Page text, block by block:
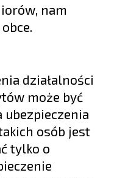
nam
działalności
może być
ubezpieczenia
osób jest
tylko o